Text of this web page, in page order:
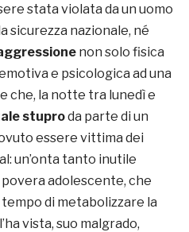
stata violata da un uomo
sicurezza nazionale, né
non solo fisica
e psicologica ad una
che, la notte tra lunedì e
stuproda parte di un
essere vittima dei
un’onta tanto inutile
adolescente, che
di metabolizzare la
vista, suo malgrado,